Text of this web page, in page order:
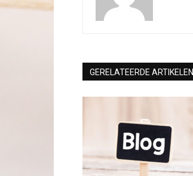
GERELATEERDE ARTIKELEN